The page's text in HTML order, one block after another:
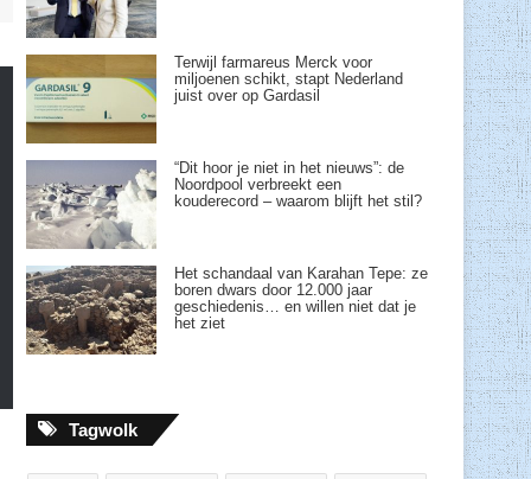
Terwijl farmareus Merck voor
miljoenen schikt, stapt Nederland
juist over op Gardasil
“Dit hoor je niet in het nieuws”: de
Noordpool verbreekt een
kouderecord – waarom blijft het stil?
Het schandaal van Karahan Tepe: ze
boren dwars door 12.000 jaar
geschiedenis… en willen niet dat je
het ziet
Tagwolk